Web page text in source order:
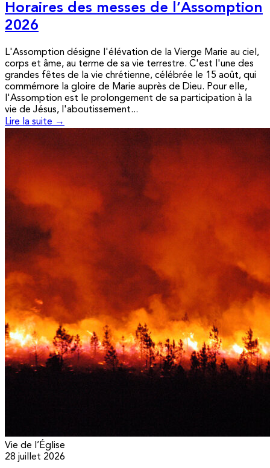
Horaires des messes de l’Assomption
2026
L'Assomption désigne l'élévation de la Vierge Marie au ciel,
corps et âme, au terme de sa vie terrestre. C'est l'une des
grandes fêtes de la vie chrétienne, célébrée le 15 août, qui
commémore la gloire de Marie auprès de Dieu. Pour elle,
l'Assomption est le prolongement de sa participation à la
vie de Jésus, l'aboutissement...
Lire la suite →
Vie de l’Église
28 juillet 2026